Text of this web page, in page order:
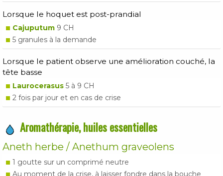
Lorsque le hoquet est post-prandial
Cajuputum 9 CH
5 granules à la demande
Lorsque le patient observe une amélioration couché, la
tête basse
Laurocerasus 5 à 9 CH
2 fois par jour et en cas de crise
Aromathérapie, huiles essentielles
Aneth herbe / Anethum graveolens
1 goutte sur un comprimé neutre
Au moment de la crise, à laisser fondre dans la bouche